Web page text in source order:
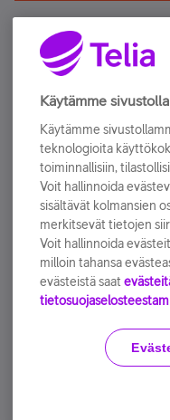
Älä jää paitsi –
Tilaa Telian
sähköpostiisi.
Tilaa nyt
Käyttöehdot
Käytämme
Käytämme
teknologioita
toiminnallisiin,
Voit hallinnoida
sisältävät kolmansien
merkitsevät tietojen
Voit hallinnoida
milloin tahansa
evästeistä saat